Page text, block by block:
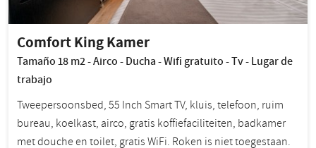
Comfort King Kamer
Tamaño 18 m2 - Airco - Ducha - Wifi gratuito - Tv - Lugar de
trabajo
Tweepersoonsbed, 55 Inch Smart TV, kluis, telefoon, ruim
bureau, koelkast, airco, gratis koffiefaciliteiten, badkamer
met douche en toilet, gratis WiFi. Roken is niet toegestaan.